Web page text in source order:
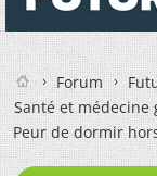
Forum
Santé et médecine
Peur de dormir